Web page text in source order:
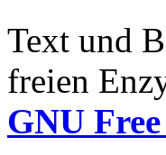
Text und
freien
GNU